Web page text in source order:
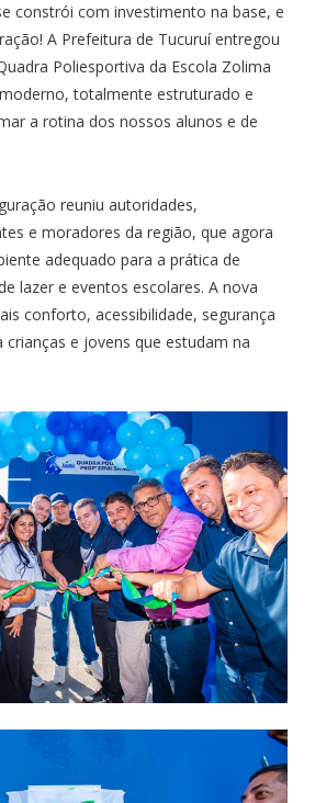
constrói com investimento na base, e
A Prefeitura de Tucuruí entregou
Poliesportiva da Escola Zolima
totalmente estruturado e
a rotina dos nossos alunos e de
reuniu autoridades,
e moradores da região, que agora
adequado para a prática de
lazer e eventos escolares. A nova
conforto, acessibilidade, segurança
e jovens que estudam na